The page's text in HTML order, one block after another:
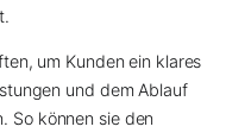
um Kunden ein klares
und dem Ablauf
So können sie den